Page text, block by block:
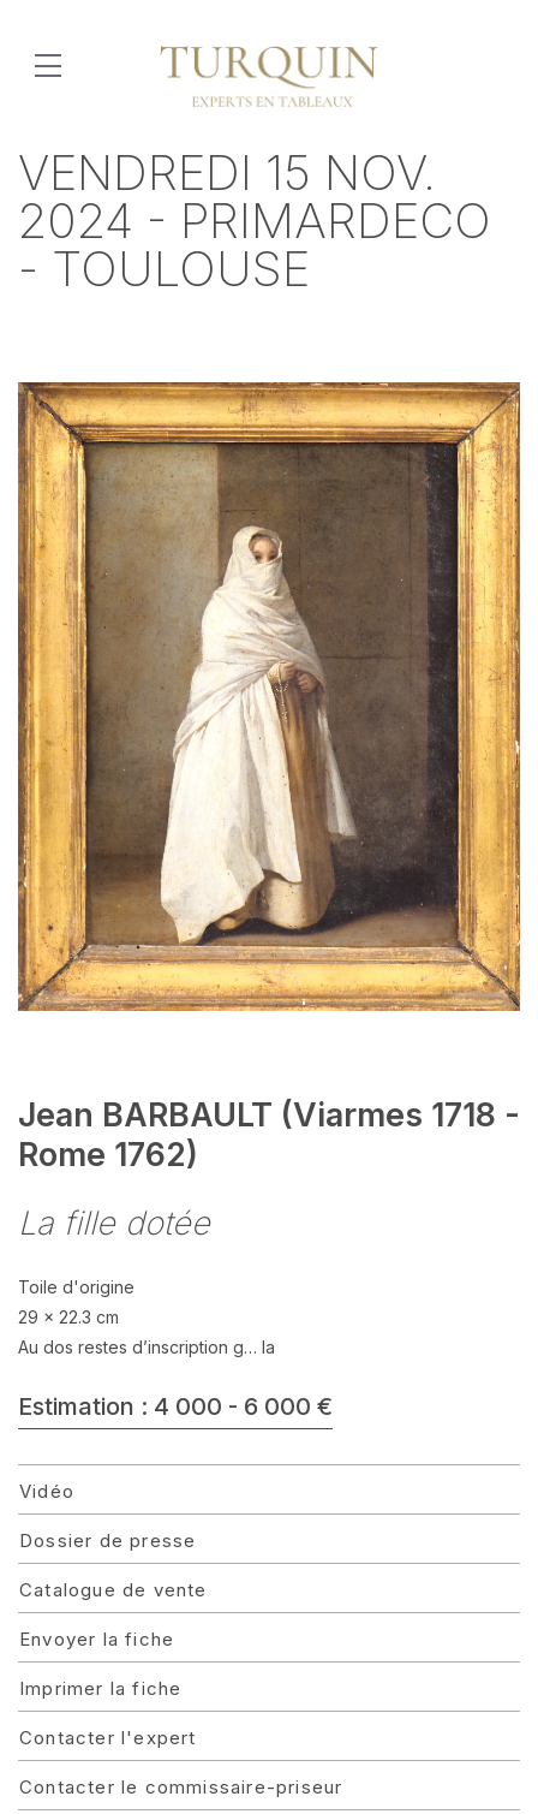
VENDREDI 15 NOV.
2024 - PRIMARDECO
- TOULOUSE
Jean BARBAULT (Viarmes 1718 -
Rome 1762)
La fille dotée
Toile d'origine
29 x 22.3 cm
Au dos restes d’inscription g… la
Estimation : 4 000 - 6 000 €
Vidéo
Dossier de presse
Catalogue de vente
Envoyer la fiche
Imprimer la fiche
Contacter l'expert
Contacter le commissaire-priseur